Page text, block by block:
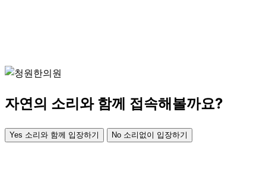
자연의 소리와 함께 접속해볼까요?
Yes 소리와 함께 입장하기 No 소리없이 입장하기